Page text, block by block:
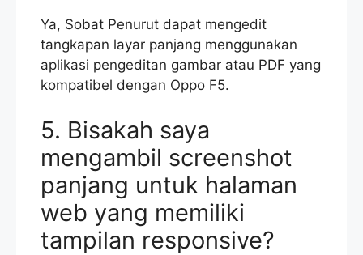
Ya, Sobat Penurut dapat mengedit
tangkapan layar panjang menggunakan
aplikasi pengeditan gambar atau PDF yang
kompatibel dengan Oppo F5.
5. Bisakah saya
mengambil screenshot
panjang untuk halaman
web yang memiliki
tampilan responsive?